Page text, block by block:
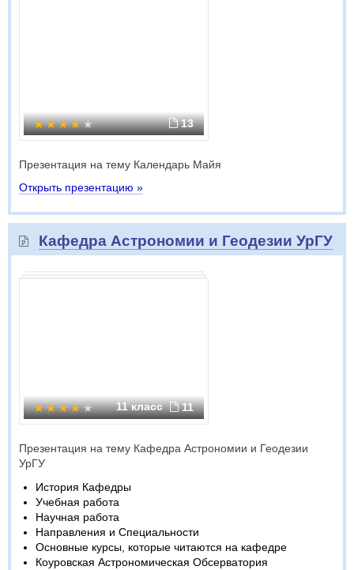
13
Презентация на тему Календарь Майя
Открыть презентацию »
Кафедра Астрономии и Геодезии УрГУ
11 класс 11
Презентация на тему Кафедра Астрономии и Геодезии
УрГУ
История Кафедры
Учебная работа
Научная работа
Направления и Специальности
Основные курсы, которые читаются на кафедре
Коуровская Астрономическая Обсерватория